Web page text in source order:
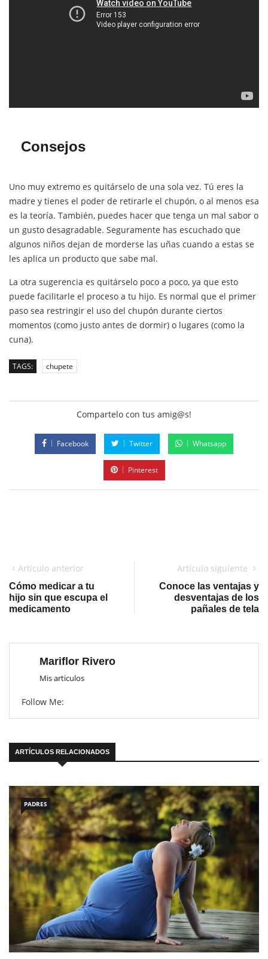
Consejos
Uno muy extremo es quitárselo de una sola vez. Tú eres la
madre y tienes el poder de retirarle el chupón, o al menos esa
es la teoría. También, puedes hacer que tenga un mal sabor o
un gusto desagradable. Seguramente has escuchado que
algunos niños dejan de morderse las uñas cuando a estas se
les aplica un producto que sabe mal.
La otra sugerencia es quitárselo poco a poco, ya que esto
puede facilitarle el proceso a tu hijo. Es normal que el primer
paso sea restringir el uso del chupón durante ciertos
momentos (como justo antes de dormir) o lugares (como la
cuna).
TAGS: chupete
Compartelo con tus amig@s!
Facebook Twitter Whatsapp
Pinterest
Artículo anterior
Cómo medicar a tu
hijo sin que escupa el
medicamento
Artículo siguiente
Conoce las ventajas y
desventajas de los
pañales de tela
Mariflor Rivero
Mis articulos
Follow Me:
ARTÍCULOS RELACIONADOS
PADRES